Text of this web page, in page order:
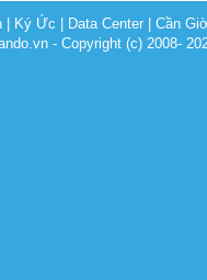
Ký Ức Data Center |Cần
- Copyright (c) 2008-